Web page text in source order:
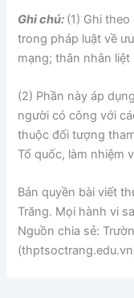
Ghi chú: (1) Ghi
trong pháp luật về
mạng; thân nhân liệt
(2) Phần này áp
người có công với
thuộc đối tượng
Tổ quốc, làm nhiệm
Bản quyền bài viết
Trăng. Mọi hành vi
Nguồn chia sẻ: